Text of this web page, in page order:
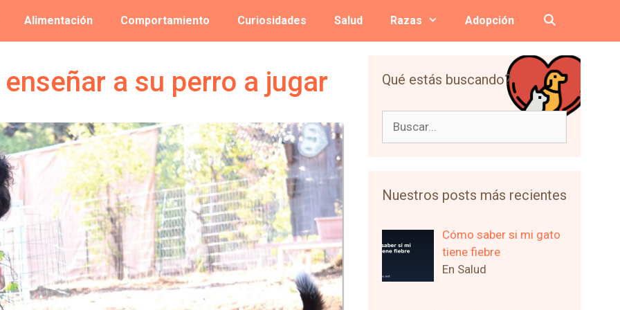
Alimentación Comportamiento Curiosidades Salud Razas Adopción
a su perro a jugar Qué estás buscando?
Nuestros posts más recientes
Cómo saber si mi gato
tiene fiebre
En Salud